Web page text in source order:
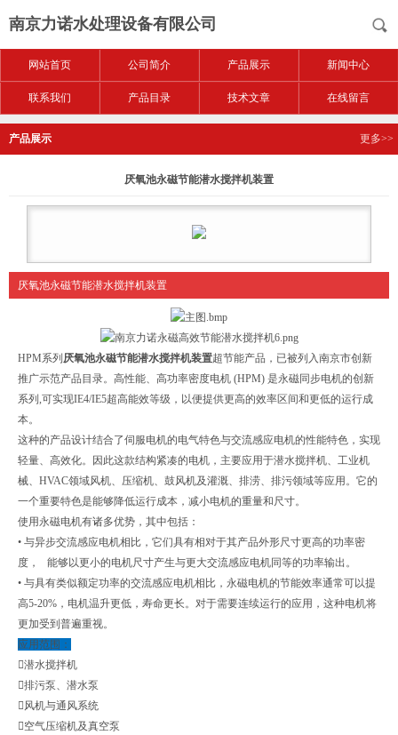
南京力诺水处理设备有限公司
网站首页 公司简介 产品展示 新闻中心
联系我们 产品目录 技术文章 在线留言
产品展示 更多>>
厌氧池永磁节能潜水搅拌机装置
厌氧池永磁节能潜水搅拌机装置
HPM系列厌氧池永磁节能潜水搅拌机装置超节能产品，已被列入南京市创新
推广示范产品目录。高性能、高功率密度电机 (HPM) 是永磁同步电机的创新
系列,可实现IE4/IE5超高能效等级，以便提供更高的效率区间和更低的运行成
本。
这种的产品设计结合了伺服电机的电气特色与交流感应电机的性能特色，实现
轻量、高效化。因此这款结构紧凑的电机，主要应用于潜水搅拌机、工业机
械、HVAC领域风机、压缩机、鼓风机及灌溉、排涝、排污领域等应用。它的
一个重要特色是能够降低运行成本，减小电机的重量和尺寸。
使用永磁电机有诸多优势，其中包括：
• 与异步交流感应电机相比，它们具有相对于其产品外形尺寸更高的功率密
度， 能够以更小的电机尺寸产生与更大交流感应电机同等的功率输出。
• 与具有类似额定功率的交流感应电机相比，永磁电机的节能效率通常可以提
高5-20%，电机温升更低，寿命更长。对于需要连续运行的应用，这种电机将
更加受到普遍重视。
应用范围：
潜水搅拌机
排污泵、潜水泵
风机与通风系统
空气压缩机及真空泵